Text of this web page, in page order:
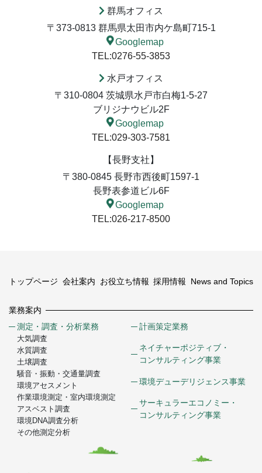
群馬オフィス
〒373-0813 群馬県太田市内ケ島町715-1
Googlemap
TEL:0276-55-3853
水戸オフィス
〒310-0804 茨城県水戸市白梅1-5-27
ブリジナウビル2F
Googlemap
TEL:029-303-7581
【長野支社】
〒380-0845 長野市西後町1597-1
長野表参道ビル6F
Googlemap
TEL:026-217-8500
トップページ 会社案内 お役立ち情報 採用情報 News and Topics
業務案内
測定・調査・分析業務
大気調査
水質調査
土壌調査
騒音・振動・交通量調査
環境アセスメント
作業環境測定・室内環境測定
アスベスト調査
環境DNA調査分析
その他測定分析
計画策定業務
ネイチャーポジティブ・
コンサルティング事業
環境デューデリジェンス事業
サーキュラーエコノミー・
コンサルティング事業